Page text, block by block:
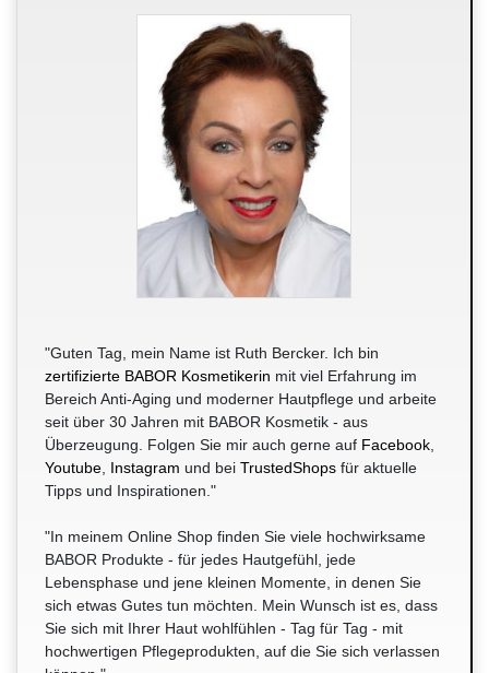
"Guten Tag, mein Name ist Ruth Bercker. Ich bin
zertifizierte BABOR Kosmetikerin mit viel Erfahrung im
Bereich Anti-Aging und moderner Hautpflege und arbeite
seit über 30 Jahren mit BABOR Kosmetik - aus
Überzeugung. Folgen Sie mir auch gerne auf Facebook
Youtube Instagram und bei TrustedShops für aktuelle
Tipps und Inspirationen."
"In meinem Online Shop finden Sie viele hochwirksame
BABOR Produkte - für jedes Hautgefühl, jede
Lebensphase und jene kleinen Momente, in denen Sie
sich etwas Gutes tun möchten. Mein Wunsch ist es, dass
Sie sich mit Ihrer Haut wohlfühlen - Tag für Tag - mit
hochwertigen Pflegeprodukten, auf die Sie sich verlassen